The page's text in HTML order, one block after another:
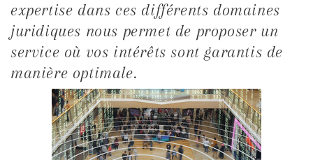
expertise dans ces différents domaines
juridiques nous permet de proposer un
service où vos intérêts sont garantis de
manière optimale.